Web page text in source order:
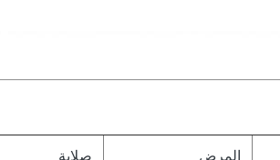
المرض صلابة